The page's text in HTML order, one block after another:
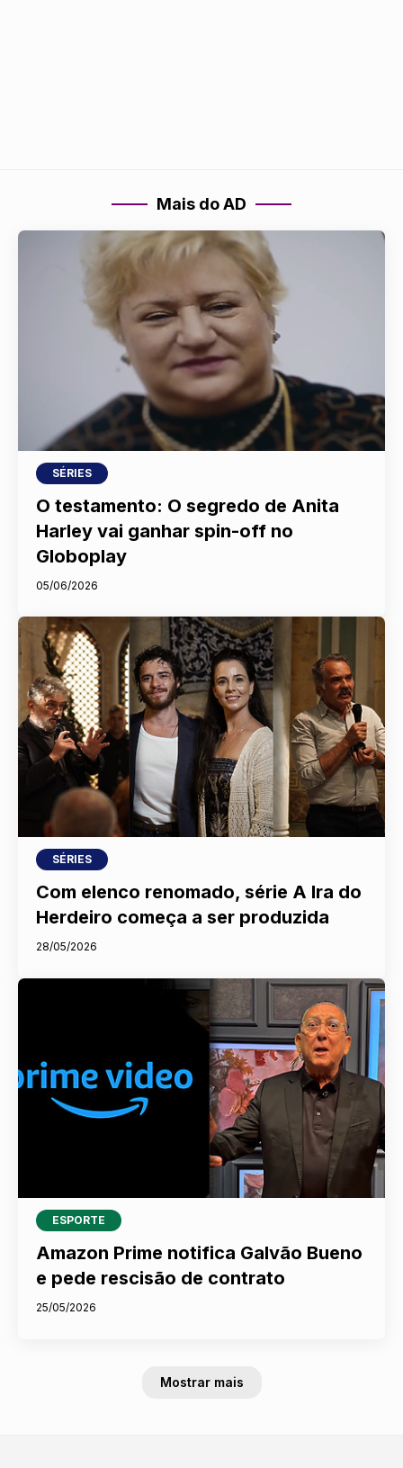
Mais do AD
SÉRIES
O testamento: O segredo de Anita
Harley vai ganhar spin-off no
Globoplay
05/06/2026
SÉRIES
Com elenco renomado, série A Ira do
Herdeiro começa a ser produzida
28/05/2026
ESPORTE
Amazon Prime notifica Galvão Bueno
e pede rescisão de contrato
25/05/2026
Mostrar mais